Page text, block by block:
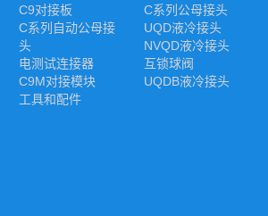
C9对接板
C系列自动公母接
头
电测试连接器
C9M对接模块
工具和配件
C系列公母接头
UQD液冷接头
NVQD液冷接头
互锁球阀
UQDB液冷接头